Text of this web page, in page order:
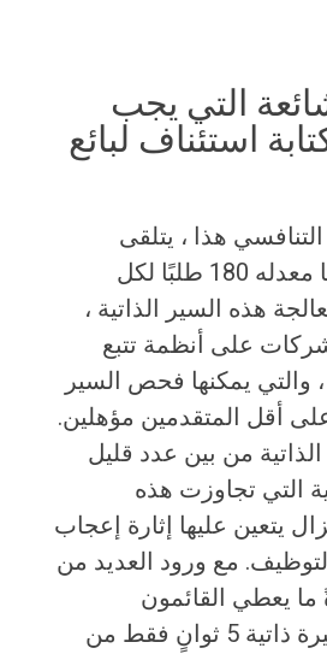
التي يجب
استئناف لبائع
هذا ، يتلقى
أصحاب العمل ما معدله 180 طلبًا لكل
هذه السير الذاتية ،
على أنظمة تتبع
، والتي يمكنها فحص السير
على أقل المتقدمين مؤهلين.
من بين عدد قليل
التي تجاوزت هذه
يتعين عليها إثارة إعجاب
مع ورود العديد من
ما يعطي القائمون
بالتوظيف كل سيرة ذاتية 5 ثوانٍ فقط من